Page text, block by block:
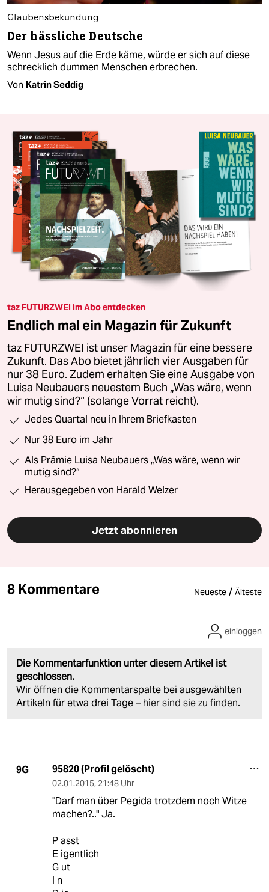
Glaubensbekundung
Der hässliche Deutsche
Wenn Jesus auf die Erde käme, würde er sich auf diese
schrecklich dummen Menschen erbrechen.
Von Katrin Seddig
taz FUTURZWEI im Abo entdecken
Endlich mal ein Magazin für Zukunft
taz FUTURZWEI ist unser Magazin für eine bessere
Zukunft. Das Abo bietet jährlich vier Ausgaben für
nur 38 Euro. Zudem erhalten Sie eine Ausgabe von
Luisa Neubauers neuestem Buch „Was wäre, wenn
wir mutig sind?“ (solange Vorrat reicht).
Jedes Quartal neu in Ihrem Briefkasten
Nur 38 Euro im Jahr
Als Prämie Luisa Neubauers „Was wäre, wenn wir
mutig sind?“
Herausgegeben von Harald Welzer
Jetzt abonnieren
8 Kommentare Neueste / Älteste
Die Kommentarfunktion unter diesem Artikel ist
geschlossen.
Wir öffnen die Kommentarspalte bei ausgewählten
Artikeln für etwa drei Tage – hier sind sie zu finden.
einloggen
9G 95820 (Profil gelöscht)
02.01.2015, 21:48 Uhr
"Darf man über Pegida trotzdem noch Witze
machen?.." Ja.
P asst
E igentlich
G ut
I n